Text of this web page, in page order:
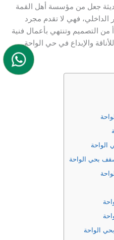
جعل من مؤسسة أهل القمة
الداخلي، فهي لا تقدم مجرد
من التصميم وتنتهي بأعمال فنية
والإبداع في حي الواحة.
الواحة
بحي الواحة
الواحة